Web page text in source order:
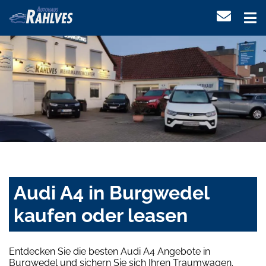
Audi A4 in Burgwedel
kaufen oder leasen
Entdecken Sie die besten Audi A4 Angebote in
Burgwedel und sichern Sie sich Ihren Traumwagen.